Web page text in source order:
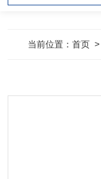
当前位置：首页 >